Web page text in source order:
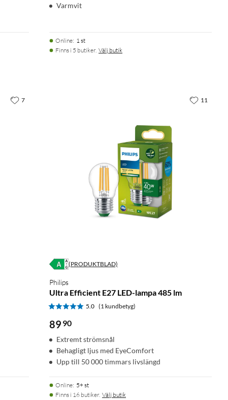
Varmvit
Online: 1 st
Finns i 5 butiker. Välj butik
7
(PRODUKTBLAD)
Philips
Ultra Efficient E27 LED-lampa 485 lm
5.0 (1 kundbetyg)
89 90
Extremt strömsnål
Behagligt ljus med EyeComfort
Upp till 50 000 timmars livslängd
Online: 5+ st
Finns i 16 butiker. Välj butik
11